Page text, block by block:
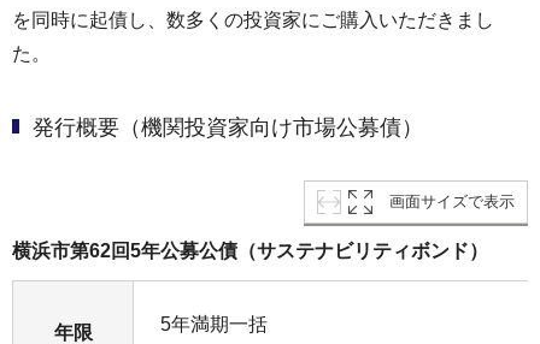
を同時に起債し、数多くの投資家にご購入いただきまし
た。
発行概要（機関投資家向け市場公募債）
画面サイズで表示
横浜市第62回5年公募公債（サステナビリティボンド）
年限 5年満期一括